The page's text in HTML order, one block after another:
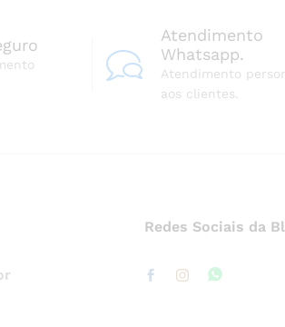
Atendimento
Whatsapp.
Atendimento
aos clientes.
Redes Sociais da